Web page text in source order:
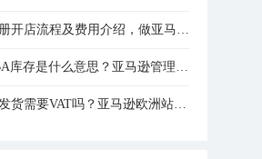
亚马逊注册开店流程及费用介绍，做亚马逊需要多少资金？
亚马逊FBA库存是什么意思？亚马逊管理库存与管理FBA库存的关系是什么？
欧洲站自发货需要VAT吗？亚马逊欧洲站VAT注册费用是多少？